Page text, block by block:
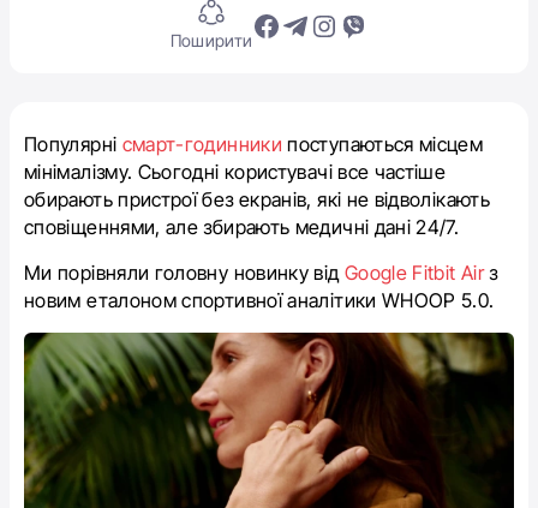
Поширити
Популярні смарт-годинники поступаються місцем
мінімалізму. Сьогодні користувачі все частіше
обирають пристрої без екранів, які не відволікають
сповіщеннями, але збирають медичні дані 24/7.
Ми порівняли головну новинку від Google Fitbit Airз
новим еталоном спортивної аналітики WHOOP 5.0.